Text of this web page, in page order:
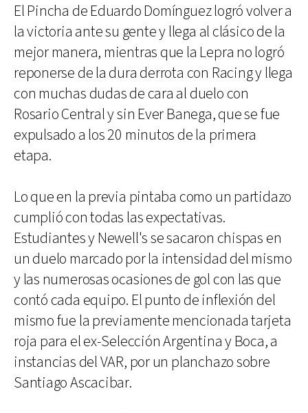
El Pincha de Eduardo Domínguez logró volver a
la victoria ante su gente y llega al clásico de la
mejor manera, mientras que la Lepra no logró
reponerse de la dura derrota con Racing y llega
con muchas dudas de cara al duelo con
Rosario Central y sin Ever Banega, que se fue
expulsado a los 20 minutos de la primera
etapa.
Lo que en la previa pintaba como un partidazo
cumplió con todas las expectativas.
Estudiantes y Newell's se sacaron chispas en
un duelo marcado por la intensidad del mismo
y las numerosas ocasiones de gol con las que
contó cada equipo. El punto de inflexión del
mismo fue la previamente mencionada tarjeta
roja para el ex-Selección Argentina y Boca, a
instancias del VAR, por un planchazo sobre
Santiago Ascacibar.